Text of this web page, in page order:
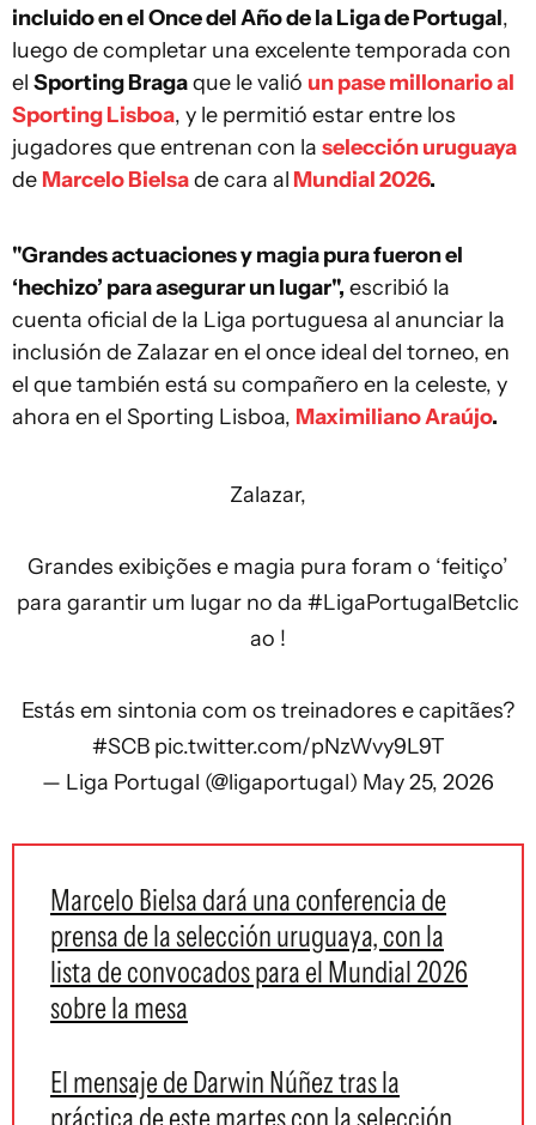
incluido en el Once del Año de la Liga de Portugal,
luego de completar una excelente temporada con
el Sporting Bragaque le valió un pase millonario al
Sporting Lisboa, y le permitió estar entre los
jugadores que entrenan con la selección uruguaya
de Marcelo Bielsade cara al Mundial 2026.
"Grandes actuaciones y magia pura fueron el
‘hechizo’ para asegurar un lugar", escribió la
cuenta oficial de la Liga portuguesa al anunciar la
inclusión de Zalazar en el once ideal del torneo, en
el que también está su compañero en la celeste, y
ahora en el Sporting Lisboa, Maximiliano Araújo.
Zalazar,
Grandes exibições e magia pura foram o ‘feitiço’
para garantir um lugar no da #LigaPortugalBetclic
ao !
Estás em sintonia com os treinadores e capitães?
#SCB pic.twitter.com/pNzWvy9L9T
— Liga Portugal (@ligaportugal) May 25, 2026
Marcelo Bielsa dará una conferencia de
prensa de la selección uruguaya, con la
lista de convocados para el Mundial 2026
sobre la mesa
El mensaje de Darwin Núñez tras la
práctica de este martes con la selección